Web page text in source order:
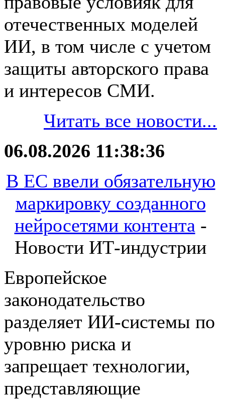
отечественных моделей
ИИ, в том числе с учетом
защиты авторского права
и интересов СМИ.
Читать все новости...
06.08.2026 11:38:36
В ЕС ввели обязательную
маркировку созданного
нейросетями контента -
Новости ИТ-индустрии
Европейское
законодательство
разделяет ИИ-системы по
уровню риска и
запрещает технологии,
представляющие